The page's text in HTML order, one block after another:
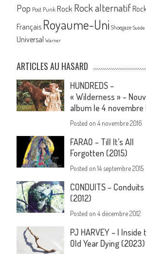
Pop Post Punk Rock Rock alternatif
Français Royaume-Uni Shoegaze Suède
Universal Warner
ARTICLES AU HASARD
HUNDREDS –
« Wilderness » –
album le 4 novembre
Posted on4 novembre 2016
FARAO – Till It’s All
Forgotten (2015)
Posted on14 septembre 2015
CONDUITS – Conduits
(2012)
Posted on4 décembre 2012
PJ HARVEY – I Inside
Old Year Dying (2023)